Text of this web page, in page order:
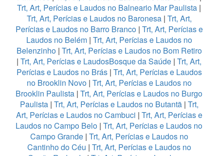
Trt, Art, Perícias e Laudos no Balneario Mar Paulista |
Trt, Art, Perícias e Laudos no Baronesa| Trt, Art,
Perícias e Laudos no Barro Branco| Trt, Art, Perícias e
Laudos no Belém| Trt, Art, Perícias e Laudos no
Belenzinho| Trt, Art, Perícias e Laudos no Bom Retiro
| Trt, Art, Perícias e LaudosBosque da Saúde | Trt, Art,
Perícias e Laudos no Brás| Trt, Art, Perícias e Laudos
no Brooklin Novo| Trt, Art, Perícias e Laudos no
Brooklin Paulista | Trt, Art, Perícias e Laudos no Burgo
Paulista| Trt, Art, Perícias e Laudos no Butantã| Trt,
Art, Perícias e Laudos no Cambuci | Trt, Art, Perícias e
Laudos no Campo Belo | Trt, Art, Perícias e Laudos no
Campo Grande| Trt, Art, Perícias e Laudos no
Cantinho do Céu | Trt, Art, Perícias e Laudos no